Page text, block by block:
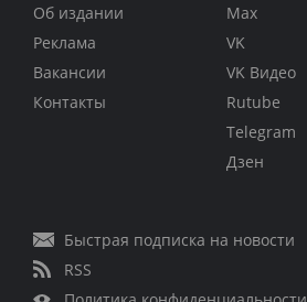
Об издании
Реклама
Вакансии
Контакты
Max
VK
VK Видео
Rutube
Telegram
Дзен
Быстрая подписка на новости
RSS